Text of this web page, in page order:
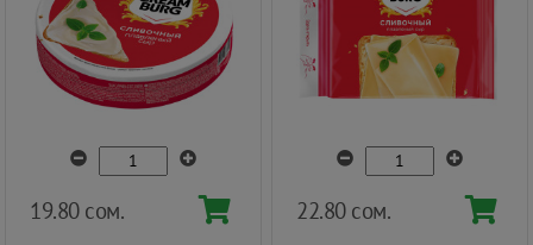
19.80 сом. 22.80 сом.